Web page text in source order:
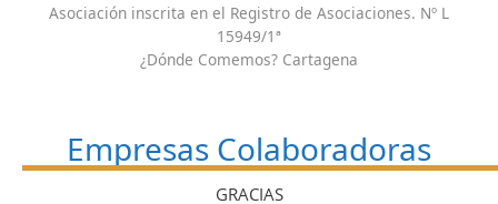
Asociación inscrita en el Registro de Asociaciones. Nº L
15949/1ª
¿Dónde Comemos? Cartagena
Empresas Colaboradoras
GRACIAS